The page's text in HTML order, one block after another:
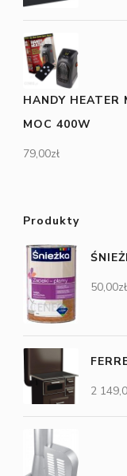
HANDY HEATER
MOC 400W
79,00zł
Produkty
50,00zł
2